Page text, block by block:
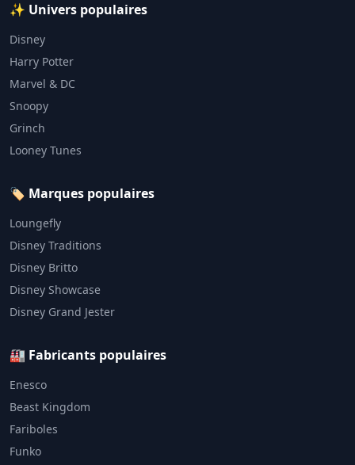
✨ Univers populaires
Disney
Harry Potter
Marvel & DC
Snoopy
Grinch
Looney Tunes
🏷️ Marques populaires
Loungefly
Disney Traditions
Disney Britto
Disney Showcase
Disney Grand Jester
🏭 Fabricants populaires
Enesco
Beast Kingdom
Fariboles
Funko